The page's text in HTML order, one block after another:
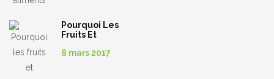
Pourquoi Les
Fruits Et
Sont-Ils Si Bons
8 mars 2017